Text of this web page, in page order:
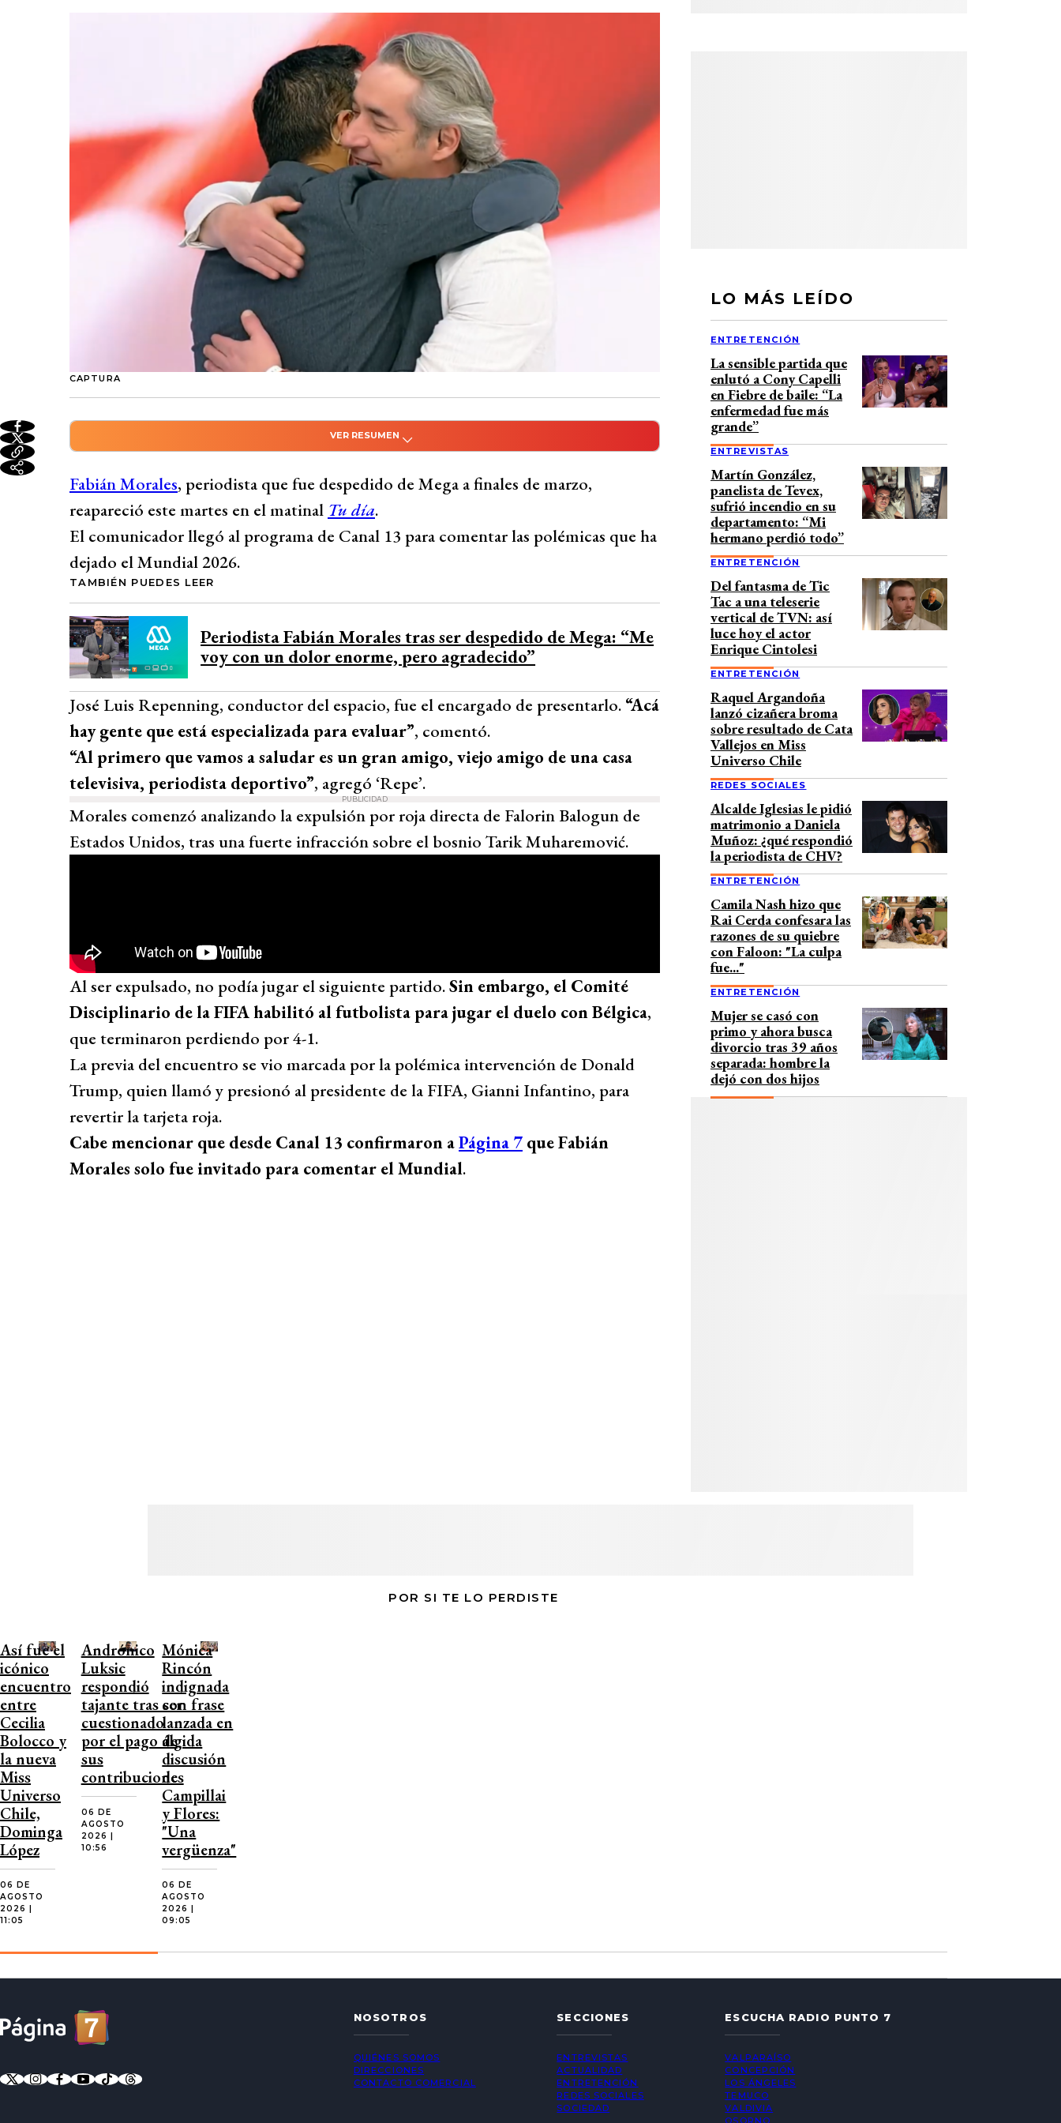
CAPTURA
VER RESUMEN
El periodista Fabián Morales, despedido de Mega, regresó a la televisión en el matinal
Tu día de Canal 13 para comentar las controversias del Mundial 2026. Morales analizó
la expulsión de Falorin Balogun de Estados Unidos y la intervención de Donald
Trump para revertir la sanción. El Comité Disciplinario de la FIFA habilitó al jugador
para el siguiente partido, tras la presión del presidente estadounidense a Gianni
Infantino.
Desarrollado por Bío Bío Comunicaciones
Fabián Morales, periodista que fue despedido de Mega a finales de marzo,
reapareció este martes en el matinal Tu día.
El comunicador llegó al programa de Canal 13 para comentar las polémicas que ha
dejado el Mundial 2026.
TAMBIÉN PUEDES LEER
Periodista Fabián Morales tras ser despedido de Mega: “Me
voy con un dolor enorme, pero agradecido”
José Luis Repenning, conductor del espacio, fue el encargado de presentarlo. “Acá
hay gente que está especializada para evaluar”, comentó.
“Al primero que vamos a saludar es un gran amigo, viejo amigo de una casa
televisiva, periodista deportivo”, agregó ‘Repe’.
PUBLICIDAD
Morales comenzó analizando la expulsión por roja directa de Falorin Balogun de
Estados Unidos, tras una fuerte infracción sobre el bosnio Tarik Muharemović.
Al ser expulsado, no podía jugar el siguiente partido.Sin embargo, el Comité
Disciplinario de la FIFA habilitó al futbolista para jugar el duelo con Bélgica,
que terminaron perdiendo por 4-1.
La previa del encuentro se vio marcada por la polémica intervención de Donald
Trump, quien llamó y presionó al presidente de la FIFA, Gianni Infantino, para
revertir la tarjeta roja.
Cabe mencionar que desde Canal 13 confirmaron aPágina 7 que Fabián
Morales solo fue invitado para comentar el Mundial.
LO MÁS LEÍDO
ENTRETENCIÓN
La sensible partida que
enlutó a Cony Capelli
en Fiebre de baile: “La
enfermedad fue más
grande”
ENTREVISTAS
Martín González,
panelista de Tevex,
sufrió incendio en su
departamento: “Mi
hermano perdió todo”
ENTRETENCIÓN
Del fantasma de Tic
Tac a una teleserie
vertical de TVN: así
luce hoy el actor
Enrique Cintolesi
ENTRETENCIÓN
Raquel Argandoña
lanzó cizañera broma
sobre resultado de Cata
Vallejos en Miss
Universo Chile
REDES SOCIALES
Alcalde Iglesias le pidió
matrimonio a Daniela
Muñoz: ¿qué respondió
la periodista de CHV?
ENTRETENCIÓN
Camila Nash hizo que
Rai Cerda confesara las
razones de su quiebre
con Faloon: "La culpa
fue..."
ENTRETENCIÓN
Mujer se casó con
primo y ahora busca
divorcio tras 39 años
separada: hombre la
dejó con dos hijos
POR SI TE LO PERDISTE
Así fue el
icónico
encuentro
entre
Cecilia
Bolocco y
la nueva
Miss
Universo
Chile,
Dominga
López
06 DE
AGOSTO
2026 |
11:05
Andrónico
Luksic
respondió
tajante tras ser
cuestionado
por el pago de
sus
contribuciones
06 DE
AGOSTO
2026 |
10:56
Mónica
Rincón
indignada
con frase
lanzada en
álgida
discusión
de
Campillai
y Flores:
"Una
vergüenza"
06 DE
AGOSTO
2026 |
09:05
NOSOTROS
QUIÉNES SOMOS
DIRECCIONES
CONTACTO COMERCIAL
SECCIONES
ENTREVISTAS
ACTUALIDAD
ENTRETENCIÓN
REDES SOCIALES
SOCIEDAD
ESCUCHA RADIO PUNTO 7
VALPARAÍSO
CONCEPCIÓN
LOS ÁNGELES
TEMUCO
VALDIVIA
OSORNO